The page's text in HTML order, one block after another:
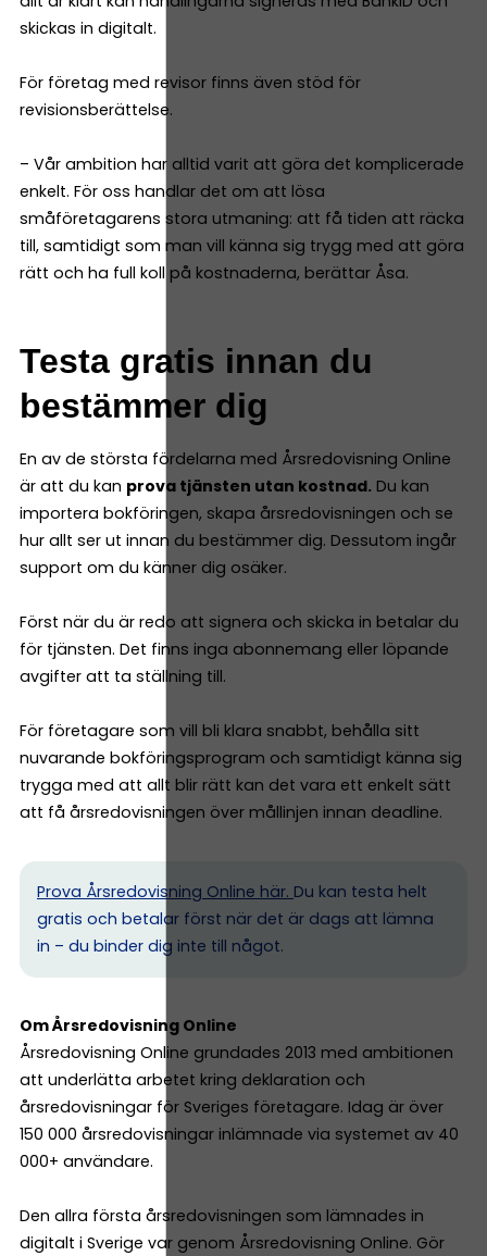
skickas in digitalt.
För företag med revisor finns även stöd för
revisionsberättelse.
– Vår ambition har alltid varit att göra det komplicerade
enkelt. För oss handlar det om att lösa
småföretagarens stora utmaning: att få tiden att räcka
till, samtidigt som man vill känna sig trygg med att göra
rätt och ha full koll på kostnaderna, berättar Åsa.
Testa gratis innan du
bestämmer dig
En av de största fördelarna med Årsredovisning Online
är att du kan prova tjänsten utan kostnad. Du kan
importera bokföringen, skapa årsredovisningen och se
hur allt ser ut innan du bestämmer dig. Dessutom ingår
support om du känner dig osäker.
Först när du är redo att signera och skicka in betalar du
för tjänsten. Det finns inga abonnemang eller löpande
avgifter att ta ställning till.
För företagare som vill bli klara snabbt, behålla sitt
nuvarande bokföringsprogram och samtidigt känna sig
trygga med att allt blir rätt kan det vara ett enkelt sätt
att få årsredovisningen över mållinjen innan deadline.
Prova Årsredovisning Online här. Du kan testa helt
gratis och betalar först när det är dags att lämna
in – du binder dig inte till något.
Om Årsredovisning Online
Årsredovisning Online grundades 2013 med ambitionen
att underlätta arbetet kring deklaration och
årsredovisningar för Sveriges företagare. Idag är över
150 000 årsredovisningar inlämnade via systemet av 40
000+ användare.
Den allra första årsredovisningen som lämnades in
digitalt i Sverige var genom Årsredovisning Online. Gör